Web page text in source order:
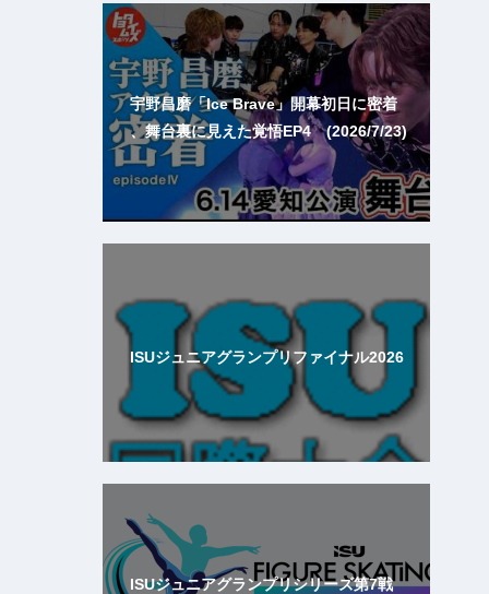
宇野昌磨「Ice Brave」開幕初日に密着
、舞台裏に見えた覚悟EP4 (2026/7/23)
ISUジュニアグランプリファイナル2026
ISUジュニアグランプリシリーズ第7戦